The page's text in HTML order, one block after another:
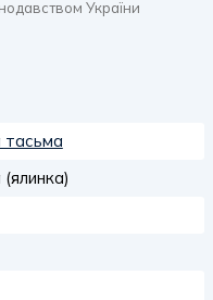
України
тасьма
(ялинка)